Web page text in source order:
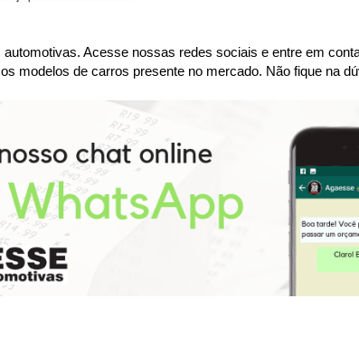
Acesse nossas redes sociais e entre em
modelos de carros presente no mercado. Não fique na